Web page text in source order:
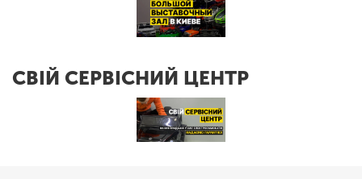
СВІЙ СЕРВІСНИЙ ЦЕНТР